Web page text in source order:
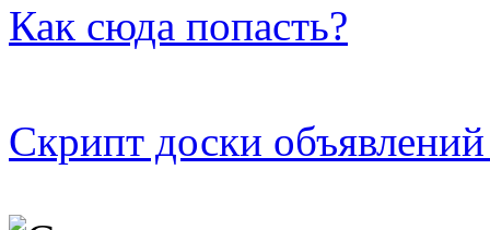
Как сюда попасть?
Скрипт доски